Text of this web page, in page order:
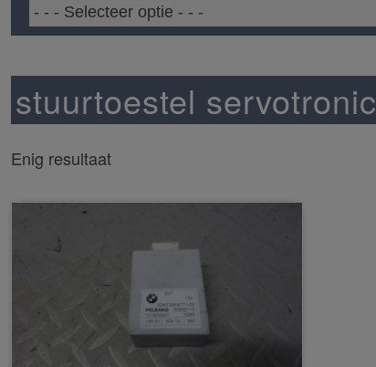
stuurtoestel servotronic
Enig resultaat